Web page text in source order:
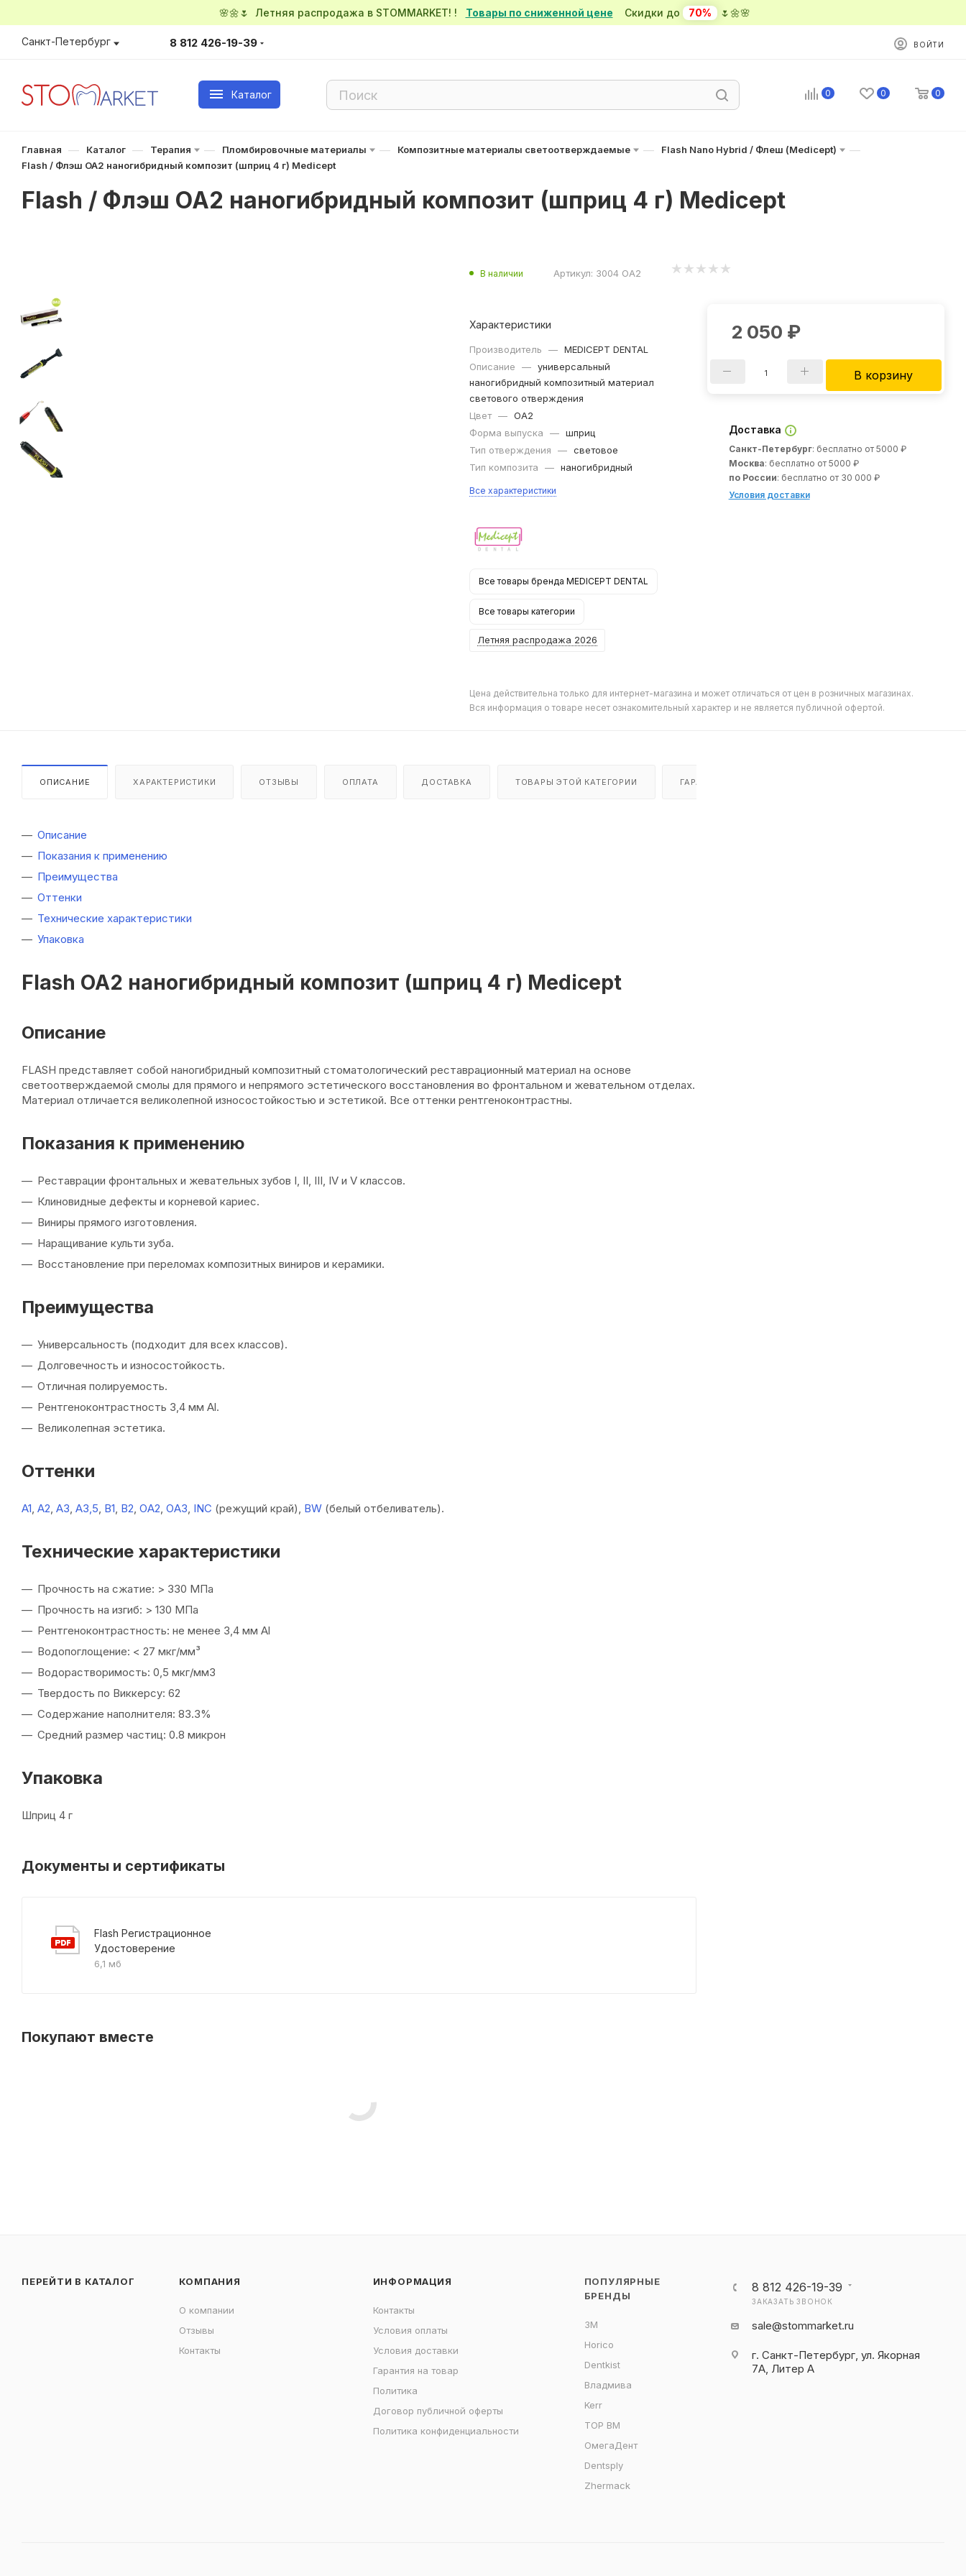
🌸🌼🌷 Летняя распродажа в STOMMARKET! ! Товары по сниженной цене Скидки до 70% 🌷🌼🌸
Санкт-Петербург 8 812 426-19-39 ВОЙТИ
Каталог 0 0 0
Главная — Каталог — Терапия — Пломбировочные материалы — Композитные материалы светоотверждаемые — Flash Nano Hybrid / Флеш (Medicept) —
Flash / Флэш OA2 наногибридный композит (шприц 4 г) Medicept
Flash / Флэш OA2 наногибридный композит (шприц 4 г) Medicept
В наличии Артикул: 3004 OA2
Характеристики
Производитель — MEDICEPT DENTAL
Описание
— универсальный
наногибридный композитный материал
светового отверждения
Цвет — OA2
Форма выпуска
— шприц
Тип отверждения
— световое
Тип композита
— наногибридный
Все характеристики
Все товары бренда MEDICEPT DENTAL
Все товары категории
Летняя распродажа 2026
2 050 ₽
В корзину
Доставка
Санкт-Петербург: бесплатно от 5000 ₽
Москва: бесплатно от 5000 ₽
по России: бесплатно от 30 000 ₽
Условия доставки
Цена действительна только для интернет-магазина и может отличаться от цен в розничных магазинах.
Вся информация о товаре несет ознакомительный характер и не является публичной офертой.
ОПИСАНИЕ ХАРАКТЕРИСТИКИ ОТЗЫВЫ ОПЛАТА ДОСТАВКА ТОВАРЫ ЭТОЙ КАТЕГОРИИ ГАРАНТИЯ
Описание
Показания к применению
Преимущества
Оттенки
Технические характеристики
Упаковка
Flash OA2 наногибридный композит (шприц 4 г) Medicept
Описание
FLASH представляет собой наногибридный композитный стоматологический реставрационный материал на основе
светоотверждаемой смолы для прямого и непрямого эстетического восстановления во фронтальном и жевательном отделах.
Материал отличается великолепной износостойкостью и эстетикой. Все оттенки рентгеноконтрастны.
Показания к применению
Реставрации фронтальных и жевательных зубов I, II, III, IV и V классов.
Клиновидные дефекты и корневой кариес.
Виниры прямого изготовления.
Наращивание культи зуба.
Восстановление при переломах композитных виниров и керамики.
Преимущества
Универсальность (подходит для всех классов).
Долговечность и износостойкость.
Отличная полируемость.
Рентгеноконтрастность 3,4 мм Al.
Великолепная эстетика.
Оттенки
A1, A2, A3, A3,5, B1, B2, ОA2, ОA3, INC (режущий край), BW (белый отбеливатель).
Технические характеристики
Прочность на сжатие: > 330 МПа
Прочность на изгиб: > 130 МПа
Рентгеноконтрастность: не менее 3,4 мм Al
Водопоглощение: < 27 мкг/мм³
Водорастворимость: 0,5 мкг/мм3
Твердость по Виккерсу: 62
Содержание наполнителя: 83.3%
Средний размер частиц: 0.8 микрон
Упаковка
Шприц 4 г
Документы и сертификаты
Flash Регистрационное
Удостоверение
6,1 мб
Покупают вместе
ПЕРЕЙТИ В КАТАЛОГ КОМПАНИЯ
О компании
Отзывы
Контакты
ИНФОРМАЦИЯ
Контакты
Условия оплаты
Условия доставки
Гарантия на товар
Политика
Договор публичной оферты
Политика конфиденциальности
ПОПУЛЯРНЫЕ
БРЕНДЫ
3M
Horico
Dentkist
Владмива
Kerr
ТОР ВМ
ОмегаДент
Dentsply
Zhermack
8 812 426-19-39
ЗАКАЗАТЬ ЗВОНОК
sale@stommarket.ru
г. Cанкт-Петербург, ул. Якорная
7А, Литер А